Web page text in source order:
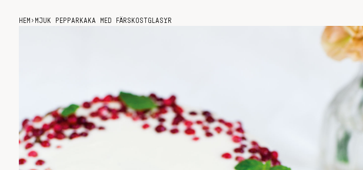
HEM › MJUK PEPPARKAKA MED FÄRSKOSTGLASYR